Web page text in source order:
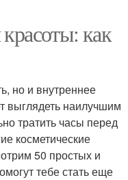
как
но и внутреннее
выглядеть наилучшим
тратить часы перед
косметические
50 простых и
тебе стать еще